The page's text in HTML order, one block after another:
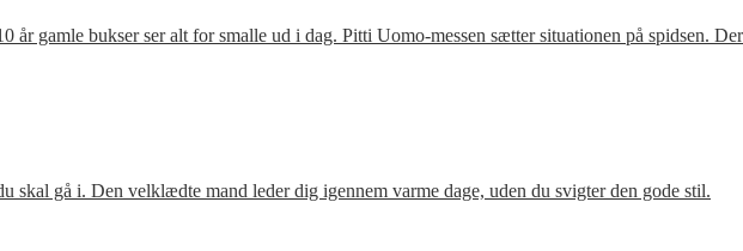
år gamle bukser ser alt for smalle ud i dag. Pitti Uomo-messen sætter situationen på spidsen.
skal gå i. Den velklædte mand leder dig igennem varme dage, uden du svigter den gode stil.